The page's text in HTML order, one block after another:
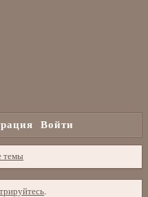
Войти
темы